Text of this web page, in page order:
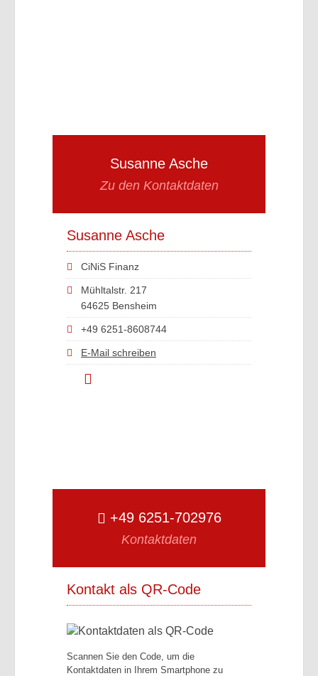
Susanne Asche
Zu den Kontaktdaten
Susanne Asche
CiNiS Finanz
Mühltalstr. 217
64625 Bensheim
+49 6251-8608744
E-Mail schreiben
+49 6251-702976
Kontaktdaten
Kontakt als QR-Code
Scannen Sie den Code, um die
Kontaktdaten in Ihrem Smartphone zu